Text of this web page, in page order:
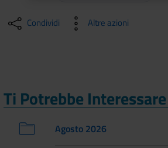
Condividi Altre azioni
Ti Potrebbe Interessare
Agosto 2026